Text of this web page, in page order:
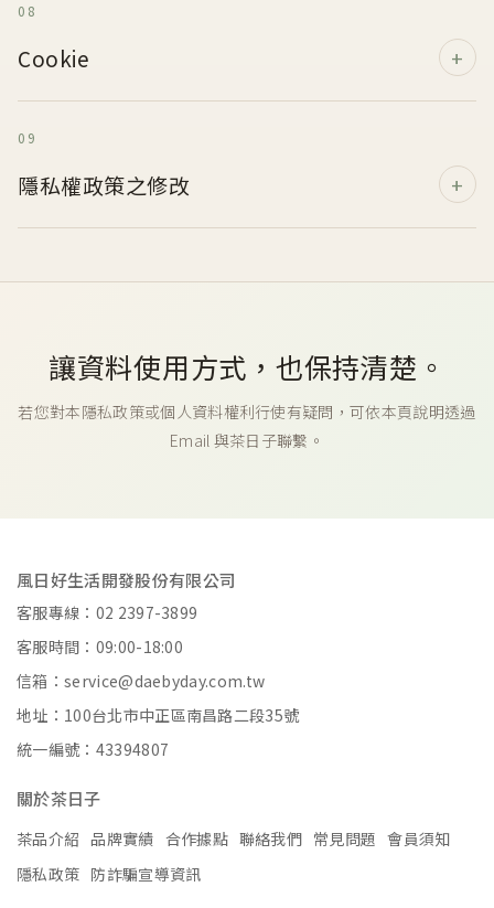
08
Cookie
09
隱私權政策之修改
讓資料使用方式，也保持清楚。
若您對本隱私政策或個人資料權利行使有疑問，可依本頁說明透過
Email 與茶日子聯繫。
風日好生活開發股份有限公司
客服專線：02 2397-3899
客服時間：09:00-18:00
信箱：service@daebyday.com.tw
地址：100台北市中正區南昌路二段35號
統一編號：43394807
關於茶日子
茶品介紹 品牌實績 合作據點 聯絡我們 常見問題 會員須知
隱私政策 防詐騙宣導資訊